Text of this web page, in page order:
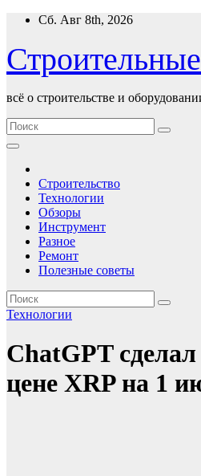
Перейти
содержимому
Сб. Авг 8th, 2026
всё о строительстве и
Строительство
Технологии
Обзоры
Инструмент
Разное
Ремонт
Полезные советы
Технологии
ChatGPT
цене XRP на 1